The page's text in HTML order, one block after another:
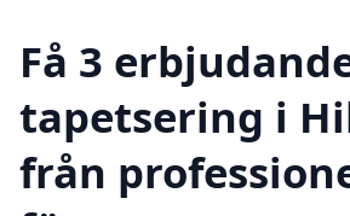
Få 3
tapetsering i
från